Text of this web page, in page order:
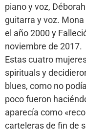
piano y voz,
guitarra y voz.
el año 2000 y
noviembre de 2017.
Estas cuatro
spirituals y
blues, como no
poco fueron
aparecía como
carteleras de fin de